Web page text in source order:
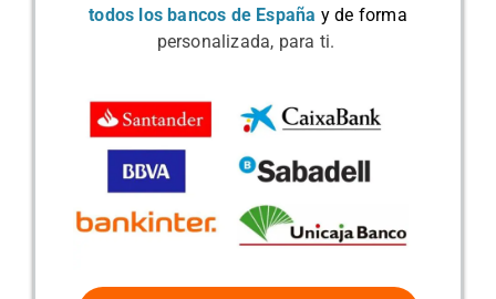
todos los bancos de España y de forma
personalizada, para ti.